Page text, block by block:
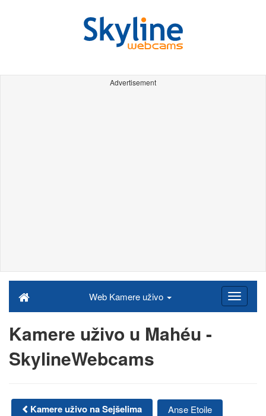
Advertisement
Web Kamere uživo
Kamere uživo u Mahéu -
SkylineWebcams
Kamere uživo na Sejšelima
Anse Etoile